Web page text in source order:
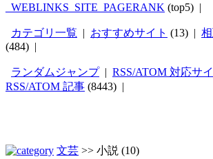
_WEBLINKS_SITE_PAGERANK (top5) |
カテゴリ一覧 | おすすめサイト (13) |
(484) |
ランダムジャンプ| RSS/ATOM 対応サ
RSS/ATOM 記事 (8443) |
文芸 >> 小説 (10)